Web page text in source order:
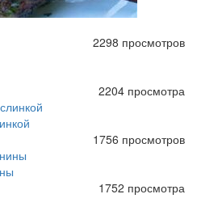
2298 просмотров
2204 просмотра
1756 просмотров
1752 просмотра